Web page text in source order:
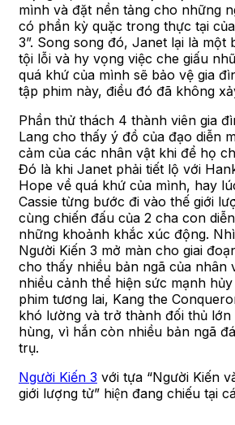
mình và đặt nền tảng cho những
có phần kỳ quặc trong thực tại
3”. Song song đó, Janet lại là một
tội lỗi và hy vọng việc che giấu
quá khứ của mình sẽ bảo vệ gia
tập phim này, điều đó đã không
Phần thử thách 4 thành viên gia
Lang cho thấy ý đồ của đạo diễn
cảm của các nhân vật khi để họ
Đó là khi Janet phải tiết lộ với
Hope về quá khứ của mình, hay
Cassie từng bước đi vào thế giới
cùng chiến đấu của 2 cha con
những khoảnh khắc xúc động.
Người Kiến 3 mở màn cho giai
cho thấy nhiều bản ngã của nhân
nhiều cảnh thể hiện sức mạnh
phim tương lai, Kang the
khó lường và trở thành đối thủ lớn
hùng, vì hắn còn nhiều bản ngã
trụ.
Người Kiến 3 với tựa “Người Kiến
giới lượng tử” hiện đang chiếu tại